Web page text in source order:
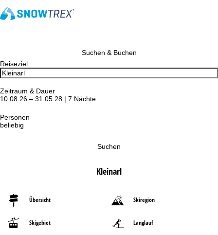
Suchen & Buchen
Reiseziel
Zeitraum & Dauer
10.08.26 – 31.05.28 | 7 Nächte
Personen
beliebig
Suchen
Kleinarl
Übersicht Skiregion
Skigebiet Langlauf